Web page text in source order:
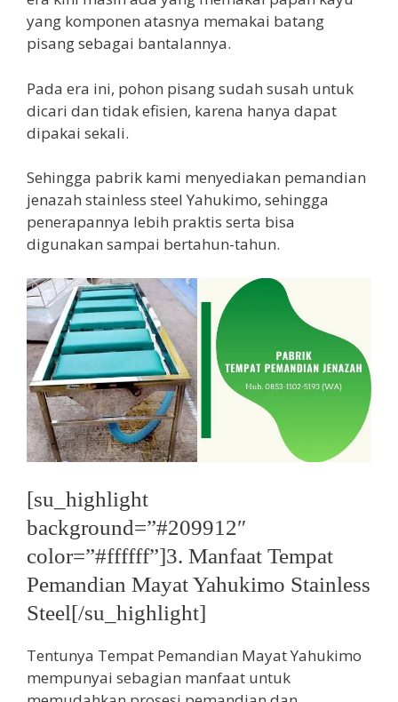
yang komponen atasnya memakai batang
pisang sebagai bantalannya.
Pada era ini, pohon pisang sudah susah untuk
dicari dan tidak efisien, karena hanya dapat
dipakai sekali.
Sehingga pabrik kami menyediakan pemandian
jenazah stainless steel Yahukimo, sehingga
penerapannya lebih praktis serta bisa
digunakan sampai bertahun-tahun.
[su_highlight
background=”#209912″
color=”#ffffff”]3. Manfaat Tempat
Pemandian Mayat Yahukimo Stainless
Steel[/su_highlight]
Tentunya Tempat Pemandian Mayat Yahukimo
mempunyai sebagian manfaat untuk